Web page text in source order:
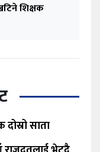
शिक्षक
साता